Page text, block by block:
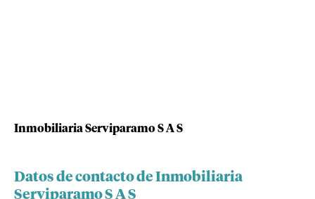
Inmobiliaria Serviparamo S A S
Datos de contacto de Inmobiliaria
Serviparamo S A S